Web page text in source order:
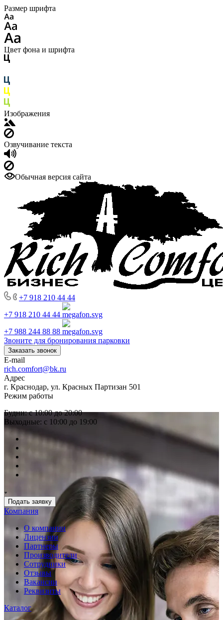
Размер шрифта
Цвет фона и шрифта
Изображения
Озвучивание текста
Обычная версия сайта
+7 918 210 44 44
+7 918 210 44 44
+7 988 244 88 88
Звоните для бронирования парковки
Заказать звонок
E-mail
rich.comfort@bk.ru
Адрес
г. Краснодар, ул. Красных Партизан 501
Режим работы
Будни: с 10:00 до 20:00
Выходные: с 10:00 до 19:00
Подать заявку
Компания
О компании
Лицензии
Партнеры
Производители
Сотрудники
Отзывы
Вакансии
Реквизиты
Каталог